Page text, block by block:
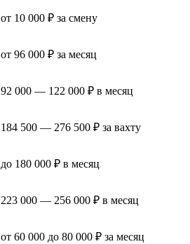
от 10 000 ₽ за смену
от 96 000 ₽ за месяц
92 000 — 122 000 ₽ в месяц
184 500 — 276 500 ₽ за вахту
до 180 000 ₽ в месяц
223 000 — 256 000 ₽ в месяц
от 60 000 до 80 000 ₽ за месяц